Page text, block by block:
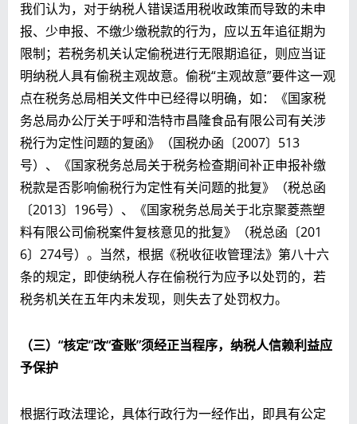
我们认为，对于纳税人错误适用税收政策而导致的未申
报、少申报、不缴少缴税款的行为，应以五年追征期为
限制；若税务机关认定偷税进行无限期追征，则应当证
明纳税人具有偷税主观故意。偷税“主观故意”要件这一观
点在税务总局相关文件中已经得以明确，如：《国家税
务总局办公厅关于呼和浩特市昌隆食品有限公司有关涉
税行为定性问题的复函》（国税办函〔2007〕513
号）、《国家税务总局关于税务检查期间补正申报补缴
税款是否影响偷税行为定性有关问题的批复》（税总函
〔2013〕196号）、《国家税务总局关于北京聚菱燕塑
料有限公司偷税案件复核意见的批复》（税总函〔201
6〕274号）。当然，根据《税收征收管理法》第八十六
条的规定，即使纳税人存在偷税行为应予以处罚的，若
税务机关在五年内未发现，则失去了处罚权力。
（三）“核定”改“查账”须经正当程序，纳税人信赖利益应
予保护
根据行政法理论，具体行政行为一经作出，即具有公定